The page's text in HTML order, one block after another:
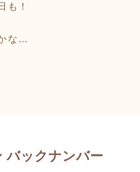
も！
な…
バックナンバー